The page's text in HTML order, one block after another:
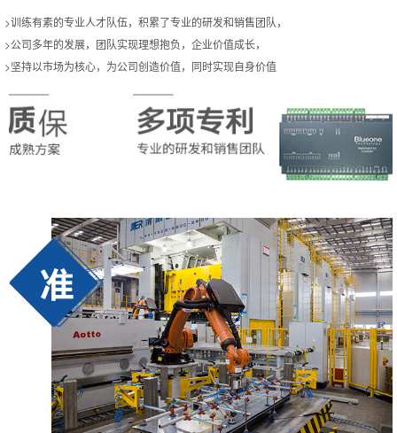
>训练有素的专业人才队伍，积累了专业的研发和销售团队，
>公司多年的发展，团队实现理想抱负，企业价值成长，
>坚持以市场为核心，为公司创造价值，同时实现自身价值